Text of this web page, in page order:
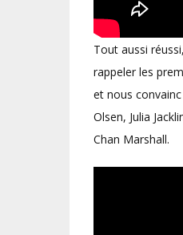
Tout aussi
rappeler les
et nous
Olsen, Julia
Chan Marshall.